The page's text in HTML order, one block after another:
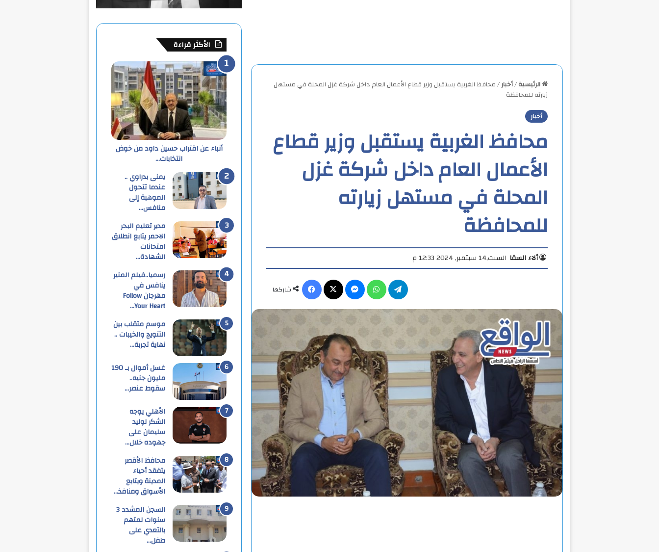
الرئيسية/أخبار/محافظ الغربية يستقبل وزير قطاع الأعمال العام داخل شركة غزل المحلة في مستهل
زيارته للمحافظة
أخبار
محافظ الغربية يستقبل وزير قطاع
الأعمال العام داخل شركة غزل
المحلة في مستهل زيارته
للمحافظة
ألاء السقا السبت,14 سبتمبر, 2024 12:33 م
شاركها
ماسنجر واتساب تيلقرام
الأكثر قراءة
أنباء عن اقتراب حسين داود من خوض
انتخابات…
يمنى بدراوي ..
عندما تتحول
الموهبة إلى
منافس…
مدير تعليم البحر
الاحمر يتابع انطلاق
امتحانات
الشهادة…
رسميا..فيلم المنير
ينافس في
مهرجان Follow
Your Heart…
موسم متقلب بين
التتويج والخيبات ..
نهاية تجربة…
غسل أموال بـ 190
مليون جنيه..
سقوط عنصر…
الأهلي يوجه
الشكر لوليد
سليمان على
جهوده خلال…
محافظ الأقصر
يتفقد أحياء
المدينة ويتابع
الأسواق ومنافذ…
السجن المشدد 3
سنوات لمتهم
بالتعدي على
طفل…